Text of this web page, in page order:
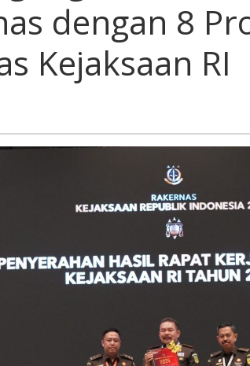
Rakernas
dengan
Program
Kerja
dengan 8
Kejaksaan RI